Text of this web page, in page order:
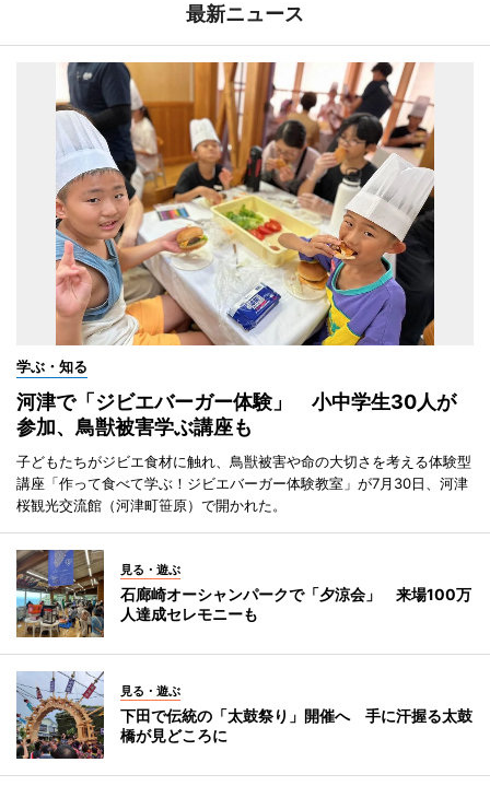
最新ニュース
学ぶ・知る
河津で「ジビエバーガー体験」 小中学生30人が
参加、鳥獣被害学ぶ講座も
子どもたちがジビエ食材に触れ、鳥獣被害や命の大切さを考える体験型
講座「作って食べて学ぶ！ジビエバーガー体験教室」が7月30日、河津
桜観光交流館（河津町笹原）で開かれた。
見る・遊ぶ
石廊崎オーシャンパークで「夕涼会」 来場100万
人達成セレモニーも
見る・遊ぶ
下田で伝統の「太鼓祭り」開催へ 手に汗握る太鼓
橋が見どころに